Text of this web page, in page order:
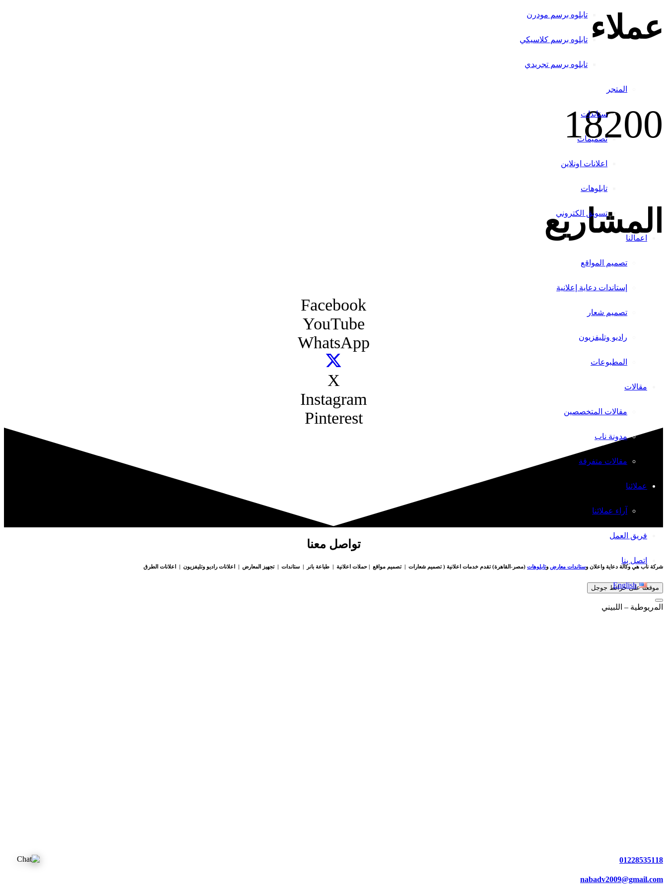
تابلوه برسم مودرن
تابلوه برسم كلاسيكي
تابلوه برسم تجريدي
المتجر
ستاندات
تصميمات
اعلانات اونلاين
تابلوهات
تسويق الكتروني
اعمالنا
تصميم المواقع
إستاندات دعاية إعلانية
تصميم شعار
راديو وتليفزيون
المطبوعات
مقالات
مقالات المتخصصين
مدونة ناب
مقالات متفرقة
عملائنا
آراء عملائنا
فريق العمل
اتصل بنا
English
عملاء
18200
المشاريع
Facebook
YouTube
WhatsApp
X
Instagram
Pinterest
تواصل معنا
شركة ناب هي وكالة دعاية واعلان وستاندات معارض وتابلوهات (مصر-القاهرة) تقدم خدمات اعلانية ( تصميم شعارات | تصميم مواقع | حملات اعلانية | طباعة بانر | ستاندات | تجهيز المعارض | اعلانات راديو وتليفزيون | اعلانات الطرق
موقعنا على خرائط جوجل
المريوطية – اللبيني
01228535118
nabadv2009@gmail.com